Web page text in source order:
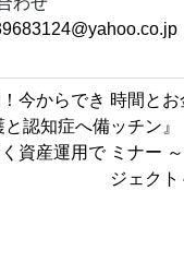
今からでき
と認知症へ備
資産運用で
時間とお
ッチン
ミナー
ジェクト